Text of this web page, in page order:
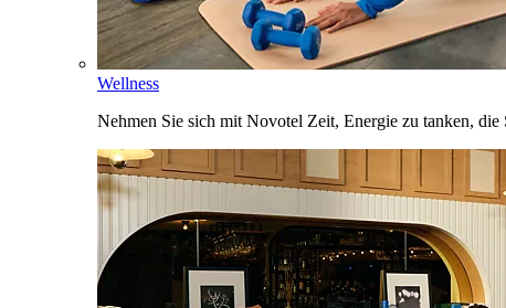
Wellness
Nehmen Sie sich mit Novotel Zeit, Energie zu tanken,